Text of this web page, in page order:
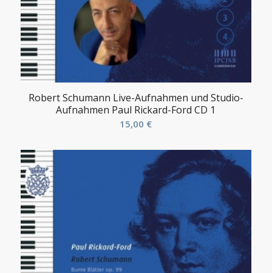
Robert Schumann Live-Aufnahmen und Studio-
Aufnahmen Paul Rickard-Ford CD 1
15,00 €